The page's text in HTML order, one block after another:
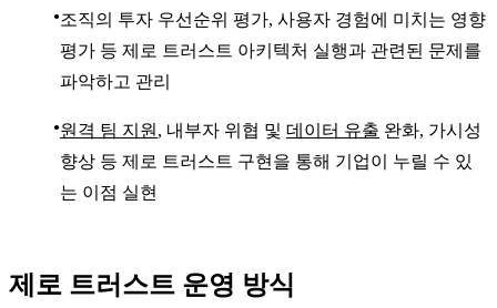
조직의 투자 우선순위 평가, 사용자 경험에 미치는 영향
평가 등 제로 트러스트 아키텍처 실행과 관련된 문제를
파악하고 관리
원격 팀 지원 , 내부자 위협 및 데이터 유출 완화, 가시성
향상 등 제로 트러스트 구현을 통해 기업이 누릴 수 있
는 이점 실현
제로 트러스트 운영 방식